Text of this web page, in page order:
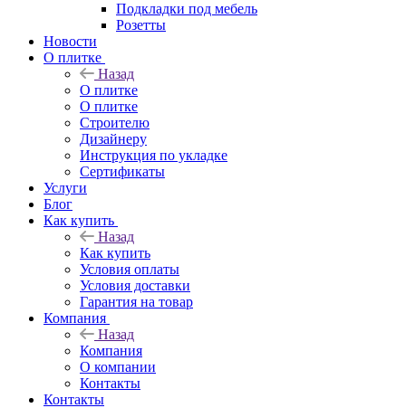
Подкладки под мебель
Розетты
Новости
О плитке
Назад
О плитке
О плитке
Строителю
Дизайнеру
Инструкция по укладке
Сертификаты
Услуги
Блог
Как купить
Назад
Как купить
Условия оплаты
Условия доставки
Гарантия на товар
Компания
Назад
Компания
О компании
Контакты
Контакты